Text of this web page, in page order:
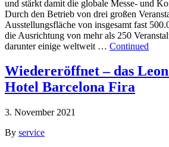
und stärkt damit die globale Messe- und
Durch den Betrieb von drei großen
Ausstellungsfläche von insgesamt fast
die Ausrichtung von mehr als 250
darunter einige weltweit … Continued
Wiedereröffnet – das
Hotel Barcelona Fira
3. November 2021
By service